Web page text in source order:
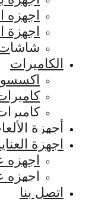
اجهزه
اجهزة
شاشات
الكاميرات
أجهزة
اجهزة
اجهزه
اتصل بنا